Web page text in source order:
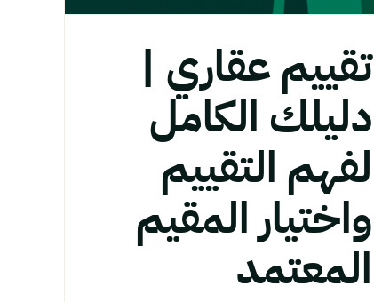
تقييم عقاري |
دليلك الكامل
لفهم التقييم
واختيار المقيم
المعتمد